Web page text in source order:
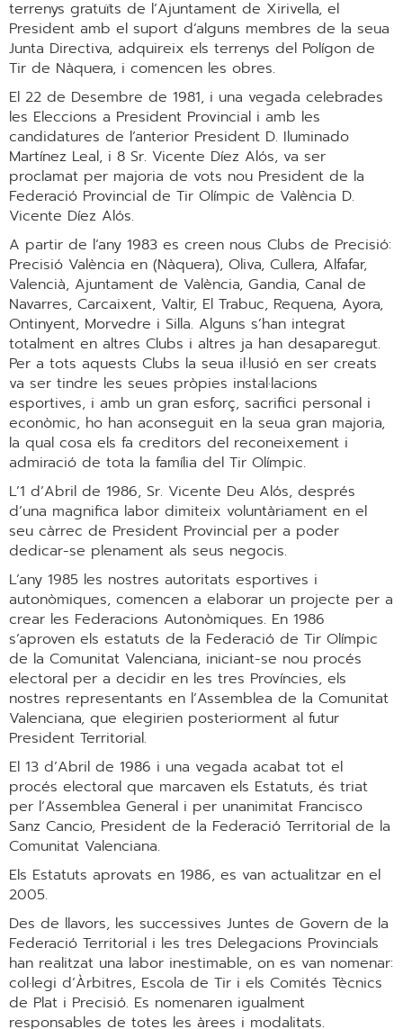
terrenys gratuïts de l’Ajuntament de Xirivella, el
President amb el suport d’alguns membres de la seua
Junta Directiva, adquireix els terrenys del Polígon de
Tir de Nàquera, i comencen les obres.
El 22 de Desembre de 1981, i una vegada celebrades
les Eleccions a President Provincial i amb les
candidatures de l’anterior President D. Iluminado
Martínez Leal, i 8 Sr. Vicente Díez Alós, va ser
proclamat per majoria de vots nou President de la
Federació Provincial de Tir Olímpic de València D.
Vicente Díez Alós.
A partir de l’any 1983 es creen nous Clubs de Precisió:
Precisió València en (Nàquera), Oliva, Cullera, Alfafar,
Valencià, Ajuntament de València, Gandia, Canal de
Navarres, Carcaixent, Valtir, El Trabuc, Requena, Ayora,
Ontinyent, Morvedre i Silla. Alguns s’han integrat
totalment en altres Clubs i altres ja han desaparegut.
Per a tots aquests Clubs la seua il·lusió en ser creats
va ser tindre les seues pròpies instal·lacions
esportives, i amb un gran esforç, sacrifici personal i
econòmic, ho han aconseguit en la seua gran majoria,
la qual cosa els fa creditors del reconeixement i
admiració de tota la família del Tir Olímpic.
L’1 d’Abril de 1986, Sr. Vicente Deu Alós, després
d’una magnifica labor dimiteix voluntàriament en el
seu càrrec de President Provincial per a poder
dedicar-se plenament als seus negocis.
L’any 1985 les nostres autoritats esportives i
autonòmiques, comencen a elaborar un projecte per a
crear les Federacions Autonòmiques. En 1986
s’aproven els estatuts de la Federació de Tir Olímpic
de la Comunitat Valenciana, iniciant-se nou procés
electoral per a decidir en les tres Províncies, els
nostres representants en l’Assemblea de la Comunitat
Valenciana, que elegirien posteriorment al futur
President Territorial.
El 13 d’Abril de 1986 i una vegada acabat tot el
procés electoral que marcaven els Estatuts, és triat
per l’Assemblea General i per unanimitat Francisco
Sanz Cancio, President de la Federació Territorial de la
Comunitat Valenciana.
Els Estatuts aprovats en 1986, es van actualitzar en el
2005.
Des de llavors, les successives Juntes de Govern de la
Federació Territorial i les tres Delegacions Provincials
han realitzat una labor inestimable, on es van nomenar:
col·legi d’Àrbitres, Escola de Tir i els Comités Tècnics
de Plat i Precisió. Es nomenaren igualment
responsables de totes les àrees i modalitats.